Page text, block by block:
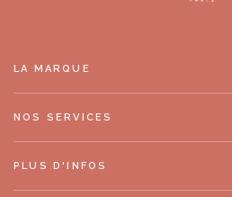
LA MARQUE
NOS SERVICES
PLUS D'INFOS